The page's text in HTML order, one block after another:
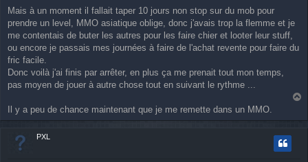
Mais à un moment il fallait taper 10 jours non stop sur du mob pour
prendre un level, MMO asiatique oblige, donc j'avais trop la flemme et je
me contentais de buter les autres pour les faire chier et looter leur stuff,
ou encore je passais mes journées à faire de l'achat revente pour faire du
fric facile.
Donc voilà j'ai finis par arrêter, en plus ça me prenait tout mon temps,
pas moyen de jouer à autre chose tout en suivant le rythme ...
Il y a peu de chance maintenant que je me remette dans un MMO.
u
PXL